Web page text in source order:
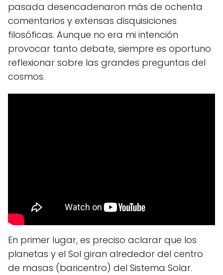
pasada desencadenaron más de ochenta
comentarios y extensas disquisiciones
filosóficas. Aunque no era mi intención
provocar tanto debate, siempre es oportuno
reflexionar sobre las grandes preguntas del
cosmos.
En primer lugar, es preciso aclarar que los
planetas y el Sol giran alrededor del centro
de masas (baricentro) del Sistema Solar.